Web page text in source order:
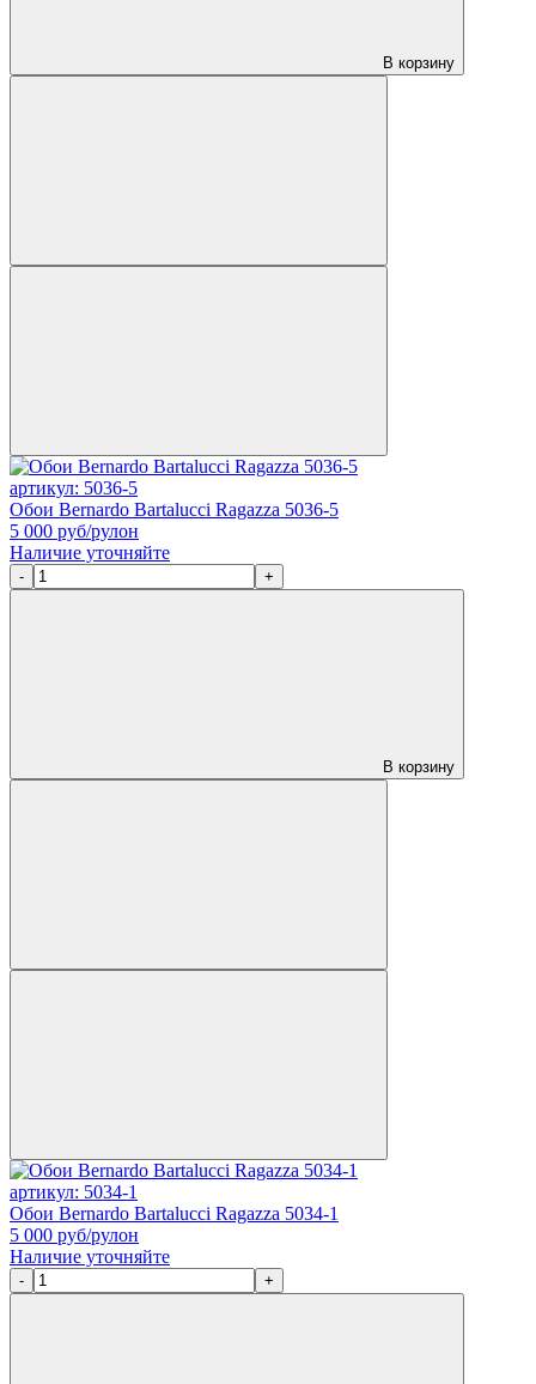
В корзину
артикул: 5036-5
Обои Bernardo Bartalucci Ragazza 5036-5
5 000 руб/рулон
Наличие уточняйте
- +
В корзину
артикул: 5034-1
Обои Bernardo Bartalucci Ragazza 5034-1
5 000 руб/рулон
Наличие уточняйте
- +